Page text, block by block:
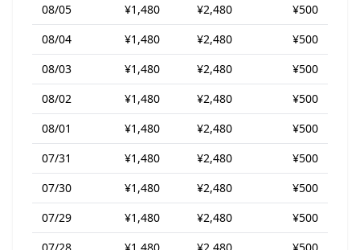
08/05
¥1,480 ¥2,480
¥500
08/04
¥1,480 ¥2,480
¥500
08/03
¥1,480 ¥2,480
¥500
08/02
¥1,480 ¥2,480
¥500
08/01
¥1,480 ¥2,480
¥500
07/31
¥1,480 ¥2,480
¥500
07/30
¥1,480 ¥2,480
¥500
07/29
¥1,480 ¥2,480
¥500
07/28
¥1,480 ¥2,480 ¥500